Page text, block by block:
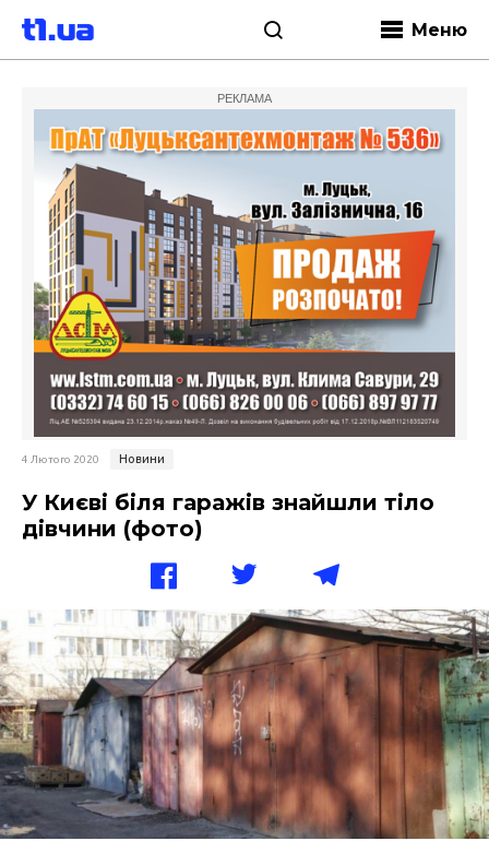
Меню
РЕКЛАМА
4 Лютого 2020 Новини
У Києві біля гаражів знайшли тіло
дівчини (фото)